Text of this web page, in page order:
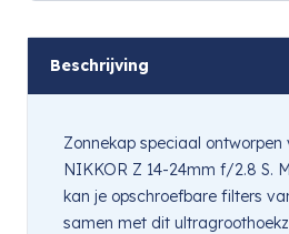
Beschrijving
Zonnekap speciaal
NIKKOR Z 14-24mm f/2.8 S.
kan je opschroefbare filters
samen met dit